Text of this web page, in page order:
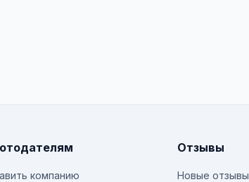
компанию
Отзывы
Новые отзывы